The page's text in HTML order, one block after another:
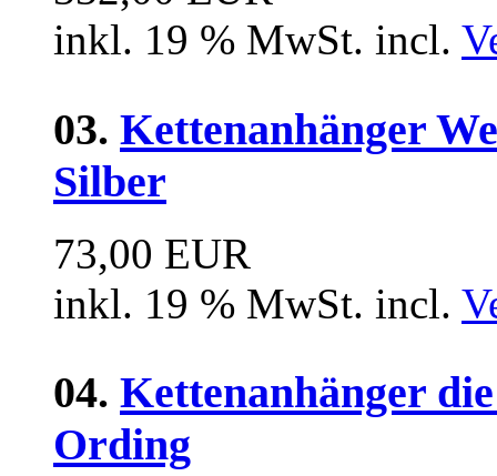
inkl. 19 % MwSt. incl.
03. Kettenanhänger
Silber
73,00 EUR
inkl. 19 % MwSt. incl.
04. Kettenanhänger
Ording